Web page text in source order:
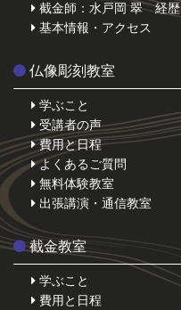
截金師：水戸岡 翠 経歴
基本情報・アクセス
仏像彫刻教室
学ぶこと
受講者の声
費用と日程
よくあるご質問
無料体験教室
出張講演・通信教室
截金教室
学ぶこと
費用と日程